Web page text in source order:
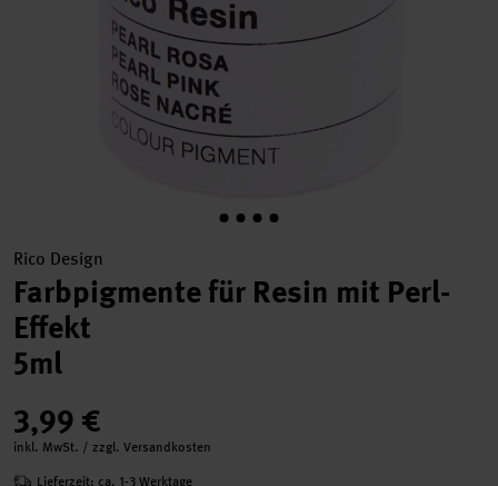
Rico Design
Farbpigmente für Resin mit Perl-
Effekt
5ml
3,99 €
inkl. MwSt. / zzgl. Versandkosten
Lieferzeit: ca. 1-3 Werktage